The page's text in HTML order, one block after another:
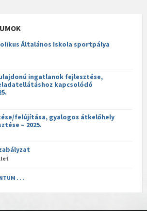
Általános Iskola sportpálya
ingatlanok fejlesztése,
kapcsolódó
felújítása, gyalogos átkelőhely
– 2025.
. . .